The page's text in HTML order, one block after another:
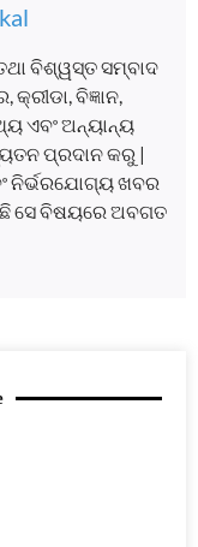
ବିଶ୍ୱସ୍ତ ସମ୍ବାଦ
ବିଜ୍ଞାନ,
ଏବଂ ଅନ୍ୟାନ୍ୟ
ପ୍ରଦାନ କରୁ |
ନିର୍ଭରଯୋଗ୍ୟ ଖବର
ସେ ବିଷୟରେ ଅବଗତ